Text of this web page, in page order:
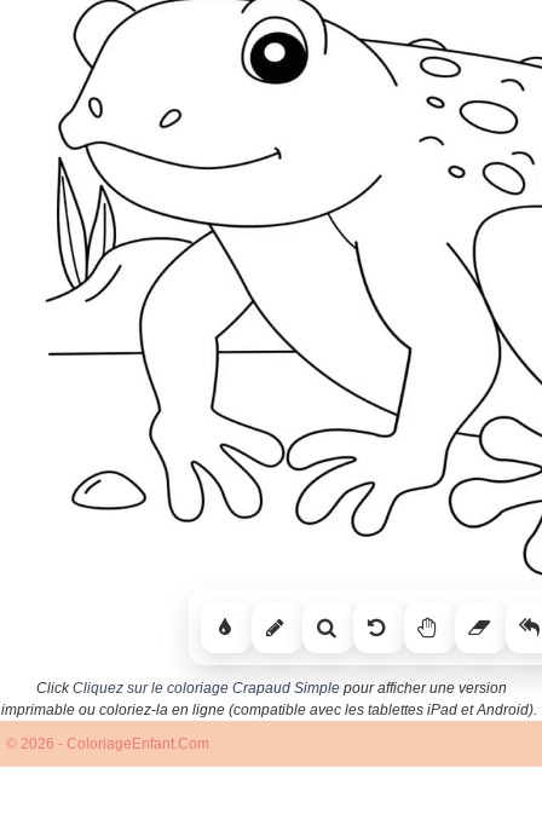
ClickCliquez sur le coloriage Crapaud Simplepour afficher une version
imprimable ou coloriez-la en ligne (compatible avec les tablettes iPad et Android).
© 2026 - ColoriageEnfant.Com